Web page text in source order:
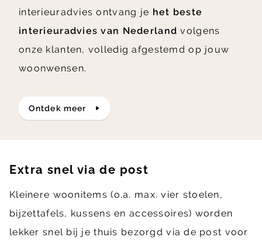
interieuradvies ontvang je het beste
interieuradvies van Nederland volgens
onze klanten, volledig afgestemd op jouw
woonwensen.
ontdek meer
Extra snel via de post
Kleinere woonitems (o.a. max. vier stoelen,
bijzettafels, kussens en accessoires) worden
lekker snel bij je thuis bezorgd via de post voor